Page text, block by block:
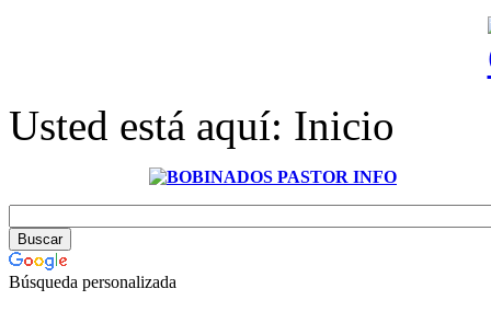
Usted está aquí: Inicio
Búsqueda personalizada